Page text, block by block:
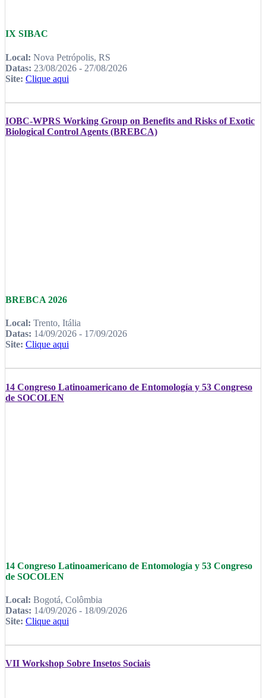
IX SIBAC
Local: Nova Petrópolis, RS
Datas: 23/08/2026 - 27/08/2026
Site: Clique aqui
IOBC-WPRS Working Group on Benefits and Risks of Exotic
Biological Control Agents (BREBCA)
BREBCA 2026
Local: Trento, Itália
Datas: 14/09/2026 - 17/09/2026
Site: Clique aqui
14 Congreso Latinoamericano de Entomología y 53 Congreso
de SOCOLEN
14 Congreso Latinoamericano de Entomología y 53 Congreso
de SOCOLEN
Local: Bogotá, Colômbia
Datas: 14/09/2026 - 18/09/2026
Site: Clique aqui
VII Workshop Sobre Insetos Sociais